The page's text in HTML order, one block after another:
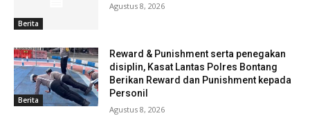
Berita
Agustus 8, 2026
Berita
Reward & Punishment serta penegakan
disiplin, Kasat Lantas Polres Bontang
Berikan Reward dan Punishment kepada
Personil
Agustus 8, 2026